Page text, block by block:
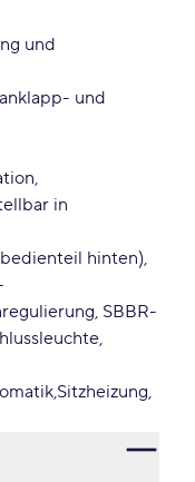
und
und
in
hinten)
SBBR-
Sitzheizung